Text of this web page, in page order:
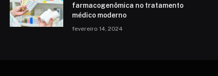
farmacogenômica no tratamento
médico moderno
fevereiro 14, 2024